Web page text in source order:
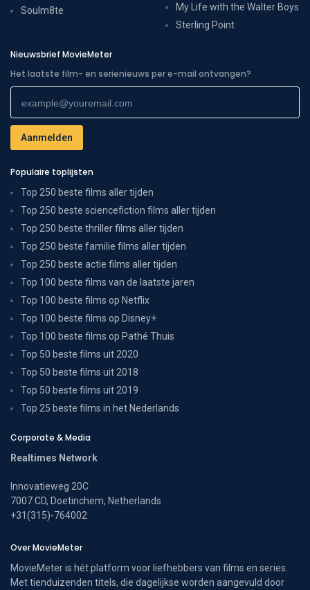
Soulm8te
My Life with the Walter Boys
Sterling Point
Nieuwsbrief MovieMeter
Het laatste film- en serienieuws per e-mail ontvangen?
Populaire toplijsten
Top 250 beste films aller tijden
Top 250 beste sciencefiction films aller tijden
Top 250 beste thriller films aller tijden
Top 250 beste familie films aller tijden
Top 250 beste actie films aller tijden
Top 100 beste films van de laatste jaren
Top 100 beste films op Netflix
Top 100 beste films op Disney+
Top 100 beste films op Pathé Thuis
Top 50 beste films uit 2020
Top 50 beste films uit 2018
Top 50 beste films uit 2019
Top 25 beste films in het Nederlands
Corporate & Media
Realtimes Network
Innovatieweg 20C
7007 CD, Doetinchem, Netherlands
+31(315)-764002
Over MovieMeter
MovieMeter is hét platform voor liefhebbers van films en series.
Met tienduizenden titels, die dagelijkse worden aangevuld door